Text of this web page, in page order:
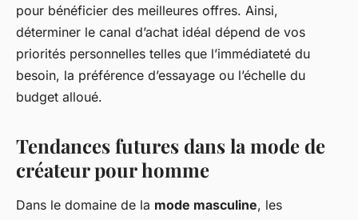
pour bénéficier des meilleures offres. Ainsi,
déterminer le canal d’achat idéal dépend de vos
priorités personnelles telles que l’immédiateté du
besoin, la préférence d’essayage ou l’échelle du
budget alloué.
Tendances futures dans la mode de
créateur pour homme
Dans le domaine de la mode masculine, les